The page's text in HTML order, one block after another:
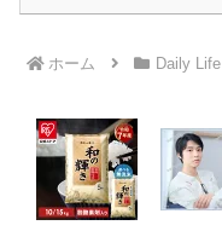
ホーム Daily Life